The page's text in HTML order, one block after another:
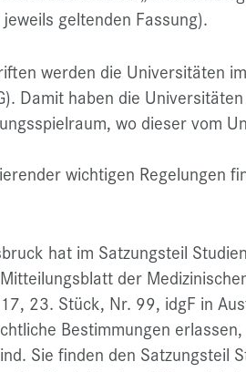
geltenden Fassung).
werden die Universitäten
Damit haben die
wo dieser vom
wichtigen Regelungen
hat im Satzungsteil
der
23. Stück, Nr. 99, idgF in
Bestimmungen
Sie finden den Satzungsteil